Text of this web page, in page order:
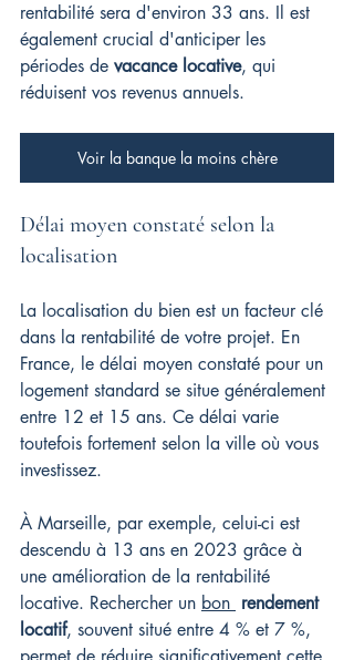
rentabilité sera d'environ 33 ans. Il est
également crucial d'anticiper les
périodes de vacance locative, qui
réduisent vos revenus annuels.
Voir la banque la moins chère
Délai moyen constaté selon la
localisation
La localisation du bien est un facteur clé
dans la rentabilité de votre projet. En
France, le délai moyen constaté pour un
logement standard se situe généralement
entre 12 et 15 ans. Ce délai varie
toutefois fortement selon la ville où vous
investissez.
À Marseille, par exemple, celui-ci est
descendu à 13 ans en 2023 grâce à
une amélioration de la rentabilité
locative. Rechercher un bon rendement
locatif, souvent situé entre 4 % et 7 %,